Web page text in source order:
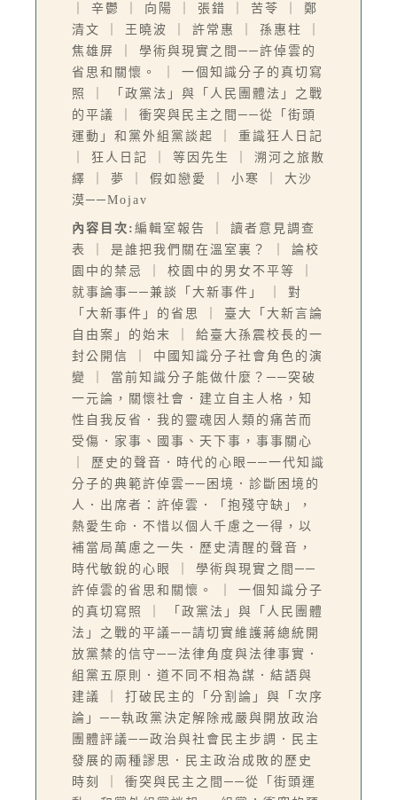
｜ 辛鬱 ｜ 向陽 ｜ 張錯 ｜ 苦苓 ｜ 鄭
清文 ｜ 王曉波 ｜ 許常惠 ｜ 孫惠柱 ｜
焦雄屏 ｜ 學術與現實之間──許倬雲的
省思和關懷。 ｜ 一個知識分子的真切寫
照 ｜ 「政黨法」與「人民團體法」之戰
的平議 ｜ 衝突與民主之間──從「街頭
運動」和黨外組黨談起 ｜ 重識狂人日記
｜ 狂人日記 ｜ 等因先生 ｜ 溯河之旅散
繹 ｜ 夢 ｜ 假如戀愛 ｜ 小寒 ｜ 大沙
漠──Mojav
內容目次: 編輯室報告 ｜ 讀者意見調查
表 ｜ 是誰把我們關在溫室裏？ ｜ 論校
園中的禁忌 ｜ 校園中的男女不平等 ｜
就事論事──兼談「大新事件」 ｜ 對
「大新事件」的省思 ｜ 臺大「大新言論
自由案」的始末 ｜ 給臺大孫震校長的一
封公開信 ｜ 中國知識分子社會角色的演
變 ｜ 當前知識分子能做什麼？──突破
一元論，關懷社會．建立自主人格，知
性自我反省．我的靈魂因人類的痛苦而
受傷．家事、國事、天下事，事事關心
｜ 歷史的聲音．時代的心眼──一代知識
分子的典範許倬雲──困境．診斷困境的
人．出席者：許倬雲．「抱殘守缺」，
熱愛生命．不惜以個人千慮之一得，以
補當局萬慮之一失．歷史清醒的聲音，
時代敏銳的心眼 ｜ 學術與現實之間──
許倬雲的省思和關懷。 ｜ 一個知識分子
的真切寫照 ｜ 「政黨法」與「人民團體
法」之戰的平議──請切實維護蔣總統開
放黨禁的信守──法律角度與法律事實．
組黨五原則．道不同不相為謀．結語與
建議 ｜ 打破民主的「分割論」與「次序
論」──執政黨決定解除戒嚴與開放政治
團體評議──政治與社會民主步調．民主
發展的兩種謬思．民主政治成敗的歷史
時刻 ｜ 衝突與民主之間──從「街頭運